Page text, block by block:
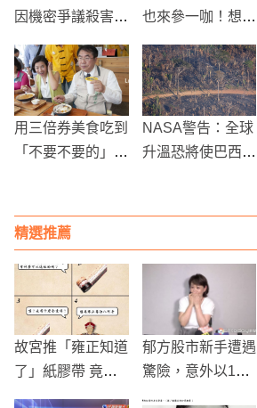
因機密爭議殺害技
押庭！
也來參一咖！想買
道銀行提供額外加
碼回饋
用三倍券美食吃到
「不要不要的」
NASA警告：全球
升溫恐將使巴西及
精選推薦
故宮推「雍正知道
了」紙膠帶 竟附
郁方股市新手遭遇
驚險，意外以1股